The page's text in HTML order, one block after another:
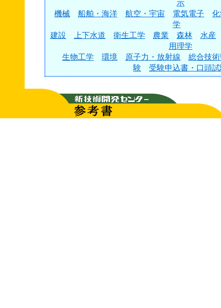
示
機械
船舶・海洋 航空・宇宙 電気電子
学
建設
上下水道 衛生工学 農業 森林
水産
用理学
生物工学
環境 原子力・放射線
総合技
験
受験申込書・口頭